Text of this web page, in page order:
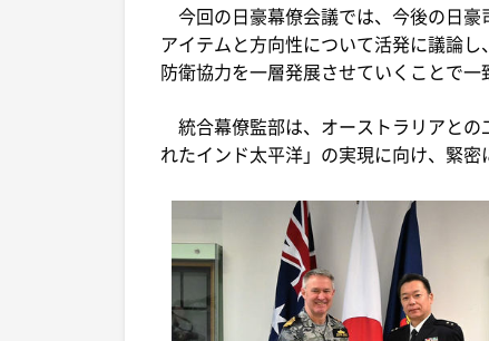
今回の日豪幕僚会議では、今後の日
アイテムと方向性について活発に議論
防衛協力を一層発展させていくことで一
統合幕僚監部は、オーストラリアと
れたインド太平洋」の実現に向け、緊密